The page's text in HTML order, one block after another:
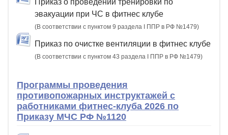
Приказ о проведении тренировки по
эвакуации при ЧС в фитнес клубе
(В соответствии с пунктом 9 раздела I ППР в РФ №1479)
Приказ по очистке вентиляции в фитнес клубе
(В соответствии с пунктом 43 раздела I ППР в РФ №1479)
Программы проведения
противопожарных инструктажей с
работниками фитнес-клуба 2026 по
Приказу МЧС РФ №1120